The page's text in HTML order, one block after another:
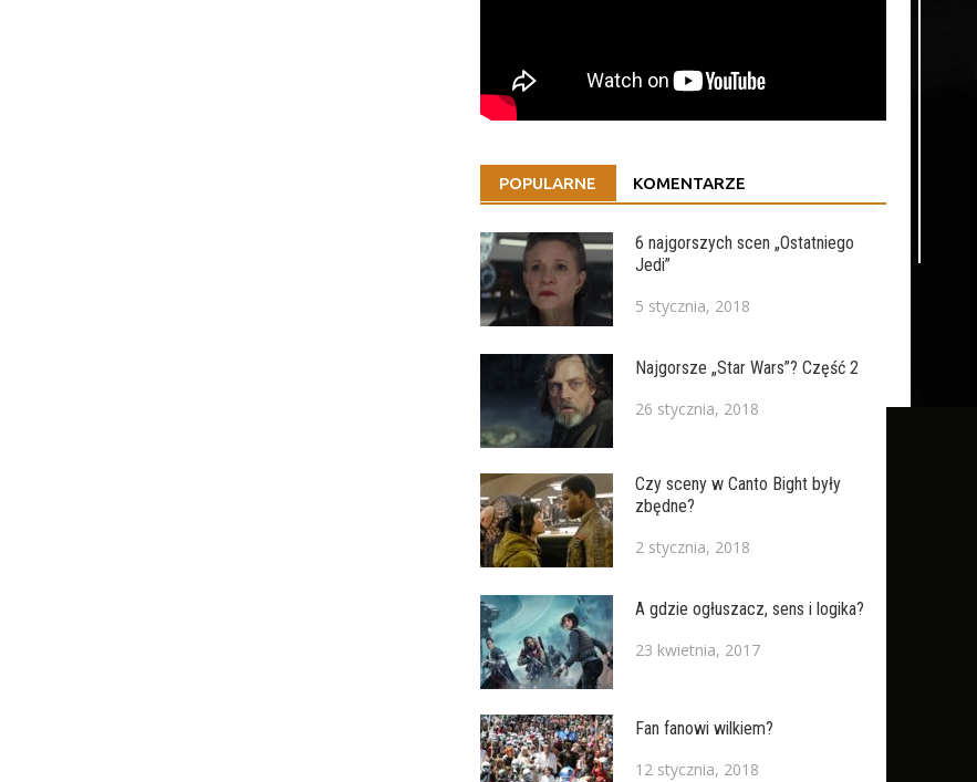
POPULARNE KOMENTARZE
6 najgorszych scen „Ostatniego
Jedi”
5 stycznia, 2018
Najgorsze „Star Wars”? Część 2
26 stycznia, 2018
Czy sceny w Canto Bight były
zbędne?
2 stycznia, 2018
A gdzie ogłuszacz, sens i logika?
23 kwietnia, 2017
Fan fanowi wilkiem?
12 stycznia, 2018